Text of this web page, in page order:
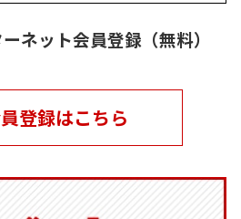
ネット会員登録（無料）
登録はこちら